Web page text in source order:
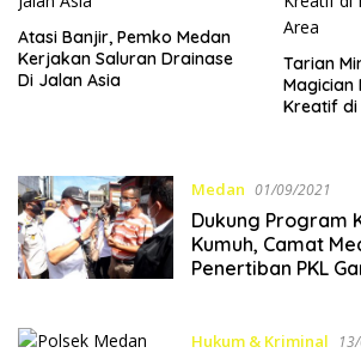
Atasi Banjir, Pemko Medan
Kerjakan Saluran Drainase
Di Jalan Asia
Tarian
Magician
Kreatif di
Medan 01/09/2021
Dukung Program
Kumuh, Camat
Penertiban PKL
Hukum & Kriminal